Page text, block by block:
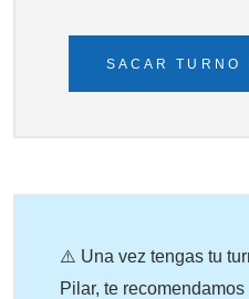
SACAR TURNO
⚠️ Una vez tengas tu
Pilar, te